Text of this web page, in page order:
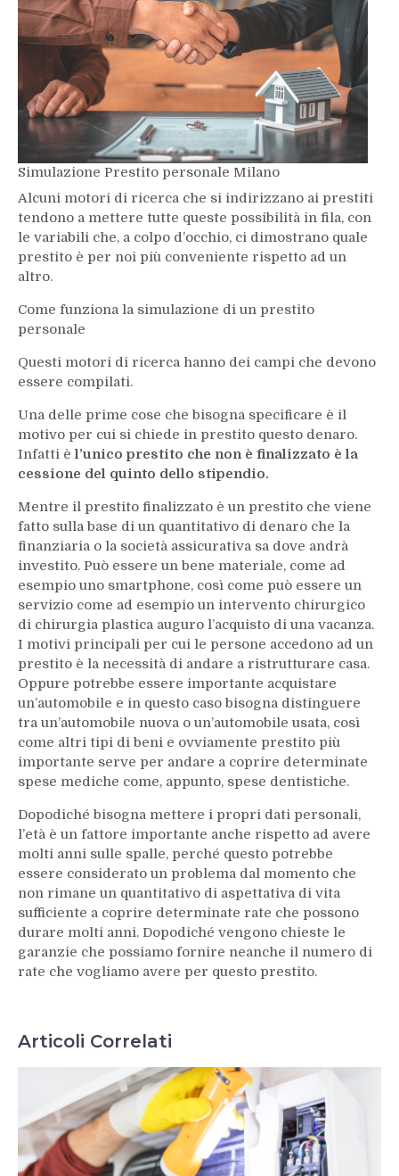
Simulazione Prestito personale Milano
Alcuni motori di ricerca che si indirizzano ai prestiti
tendono a mettere tutte queste possibilità in fila, con
le variabili che, a colpo d’occhio, ci dimostrano quale
prestito è per noi più conveniente rispetto ad un
altro.
Come funziona la simulazione di un prestito
personale
Questi motori di ricerca hanno dei campi che devono
essere compilati.
Una delle prime cose che bisogna specificare è il
motivo per cui si chiede in prestito questo denaro.
Infatti è l’unico prestito che non è finalizzato è la
cessione del quinto dello stipendio.
Mentre il prestito finalizzato è un prestito che viene
fatto sulla base di un quantitativo di denaro che la
finanziaria o la società assicurativa sa dove andrà
investito. Può essere un bene materiale, come ad
esempio uno smartphone, così come può essere un
servizio come ad esempio un intervento chirurgico
di chirurgia plastica auguro l’acquisto di una vacanza.
I motivi principali per cui le persone accedono ad un
prestito è la necessità di andare a ristrutturare casa.
Oppure potrebbe essere importante acquistare
un’automobile e in questo caso bisogna distinguere
tra un’automobile nuova o un’automobile usata, così
come altri tipi di beni e ovviamente prestito più
importante serve per andare a coprire determinate
spese mediche come, appunto, spese dentistiche.
Dopodiché bisogna mettere i propri dati personali,
l’età è un fattore importante anche rispetto ad avere
molti anni sulle spalle, perché questo potrebbe
essere considerato un problema dal momento che
non rimane un quantitativo di aspettativa di vita
sufficiente a coprire determinate rate che possono
durare molti anni. Dopodiché vengono chieste le
garanzie che possiamo fornire neanche il numero di
rate che vogliamo avere per questo prestito.
Articoli Correlati